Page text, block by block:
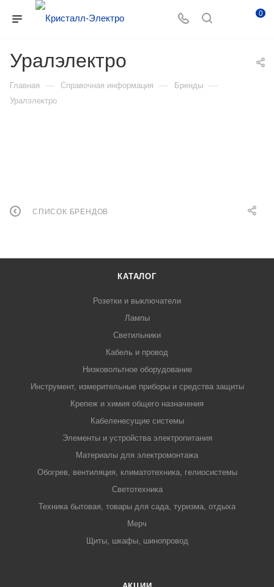
0
Уралэлектро
Главная — Справочная информация — Бренды —
Уралэлектро
СПИСОК БРЕНДОВ
КАТАЛОГ
Розетки и выключатели
Лампы
Светильники
Кабель и провод
Низковольтное оборудование
Инструмент, измерительные приборы и средства защиты
Крепеж и химия общего назначения
Кабеленесущие системы
Элементы и устройства электропитания
Материалы для электромонтажа
Обогрев, вентиляция, климатотехника, гелиосистемы
Светотехника
Техника бытовая, товары для сада, туризма, отдыха
Мерч
Щиты, шкафы, шинопровод